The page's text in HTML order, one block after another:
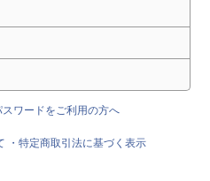
ワードをご利用の方へ
・特定商取引法に基づく表示